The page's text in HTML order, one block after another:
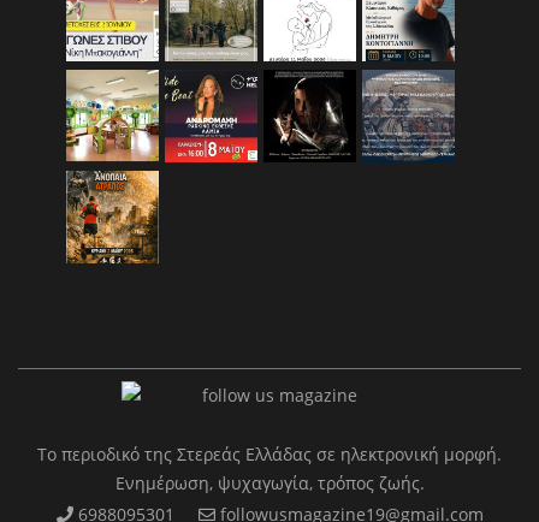
Το περιοδικό της Στερεάς Ελλάδας σε ηλεκτρονική μορφή.
Ενημέρωση, ψυχαγωγία, τρόπος ζωής.
6988095301
followusmagazine19@gmail.com